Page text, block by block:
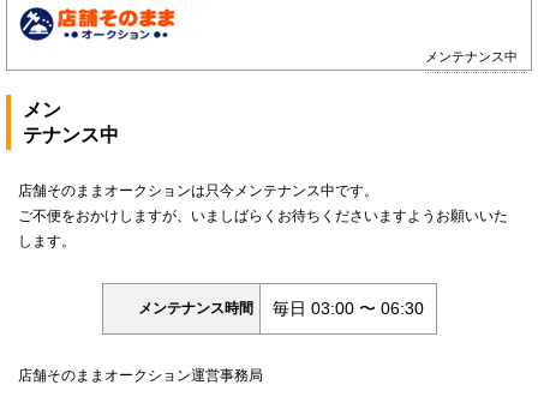
メンテナンス中
メン
テナンス中
店舗そのままオークションは只今メンテナンス中です。
ご不便をおかけしますが、いましばらくお待ちくださいますようお願いいた
します。
メンテナンス時間 毎日 03:00 〜 06:30
店舗そのままオークション運営事務局